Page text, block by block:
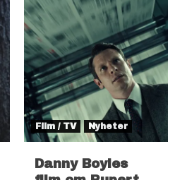
Film / TV Nyheter
Danny Boyles